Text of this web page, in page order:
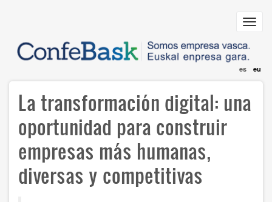
content
es eu
La transformación digital: una
oportunidad para construir
empresas más humanas,
diversas y competitivas